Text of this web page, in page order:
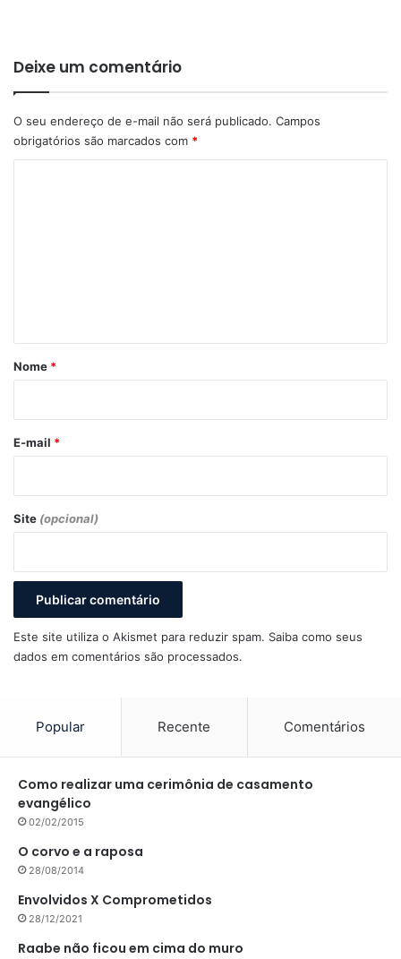
Deixe um comentário
O seu endereço de e-mail não será publicado. Campos
obrigatórios são marcados com *
r
*
Nome *
E-mail *
Site (opcional)
Este site utiliza o Akismet para reduzir spam. Saiba como seus
dados em comentários são processados.
Popular Recente Comentários
Como realizar uma cerimônia de casamento
evangélico
02/02/2015
O corvo e a raposa
28/08/2014
Envolvidos X Comprometidos
28/12/2021
Raabe não ficou em cima do muro